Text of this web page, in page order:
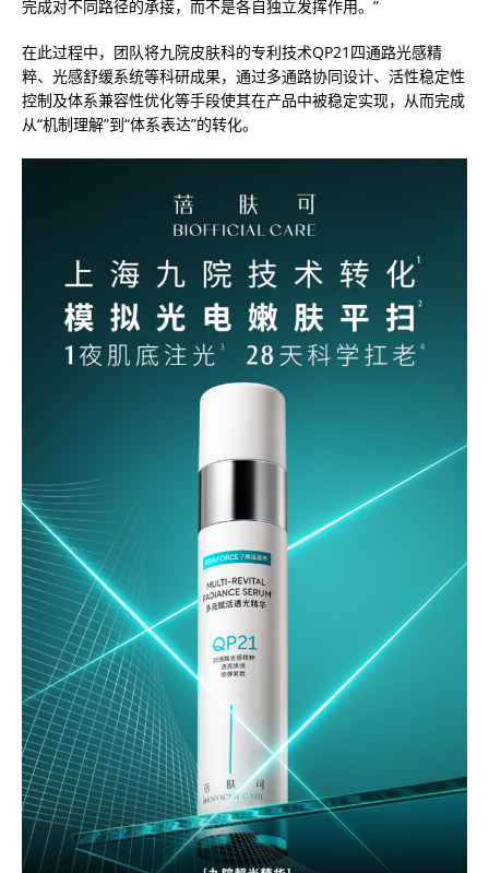
完成对不同路径的承接，而不是各自独立发挥作用。”
在此过程中，团队将九院皮肤科的专利技术QP21四通路光感精
粹、光感舒缓系统等科研成果，通过多通路协同设计、活性稳定性
控制及体系兼容性优化等手段使其在产品中被稳定实现，从而完成
从“机制理解”到“体系表达”的转化。